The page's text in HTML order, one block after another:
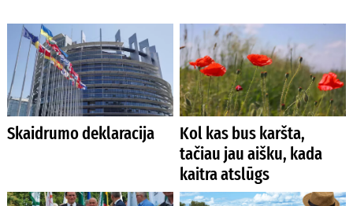
Skaidrumo deklaracija
Kol kas bus karšta,
tačiau jau aišku, kada
kaitra atslūgs